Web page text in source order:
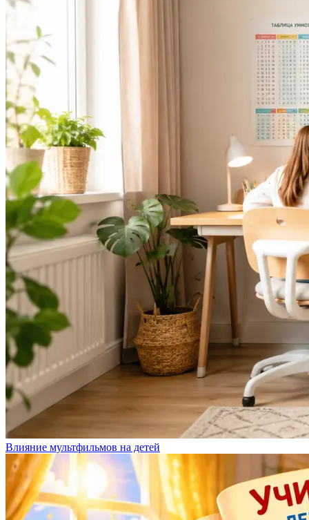
Влияние мультфильмов на детей